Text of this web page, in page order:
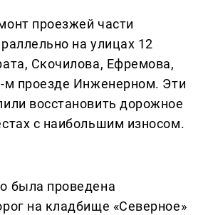
проезжей части
на улицах 12
Скочилова, Ефремова,
м проезде Инженерном. Эти
восстановить дорожное
с наибольшим износом.
была проведена
на кладбище «Северное»